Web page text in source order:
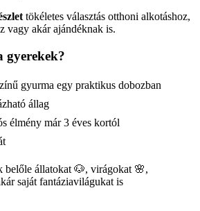
tökéletes választás otthoni alkotáshoz,
vagy akár ajándéknak is.
gyerekek?
gyurma egy praktikus dobozban
állag
élmény már 3 éves kortól
belőle állatokat 🐶, virágokat 🌸,
saját fantáziavilágukat is